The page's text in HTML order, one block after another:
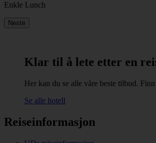
Enkle Lunch
Neste
Klar til å lete etter en
Her kan du se alle våre beste tilbud.
Se alle hotell
Reiseinformasjon